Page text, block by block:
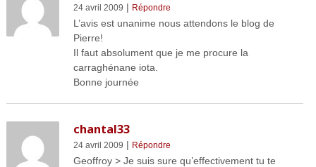
24 avril 2009 | Répondre
L’avis est unanime nous attendons le blog de
Pierre!
Il faut absolument que je me procure la
carraghénane iota.
Bonne journée
chantal33
24 avril 2009 | Répondre
Geoffroy > Je suis sure qu’effectivement tu te